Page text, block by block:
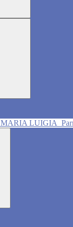
MARIA LUIGIA